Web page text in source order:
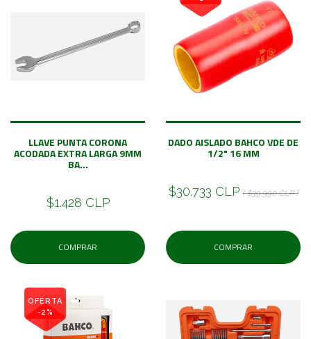
LLAVE PUNTA CORONA
ACODADA EXTRA LARGA 9MM
BA...
$1.428 CLP
COMPRAR
DADO AISLADO BAHCO VDE DE
1/2" 16 MM
$30.733 CLP ( $39.990 CLP )
COMPRAR
OFERTA
-2%